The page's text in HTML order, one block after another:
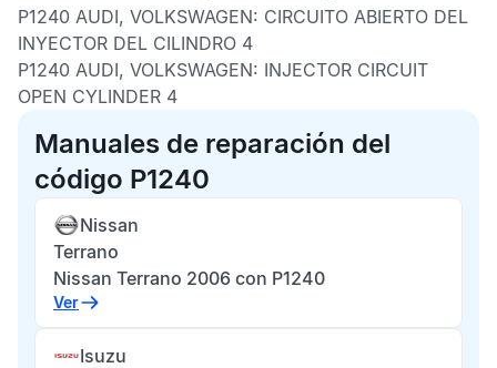
P1240 AUDI, VOLKSWAGEN: CIRCUITO ABIERTO DEL
INYECTOR DEL CILINDRO 4
P1240 AUDI, VOLKSWAGEN: INJECTOR CIRCUIT
OPEN CYLINDER 4
Manuales de reparación del
código P1240
Nissan
Terrano
Nissan Terrano 2006 con P1240
Ver
Isuzu